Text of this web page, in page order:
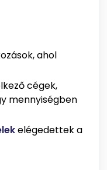
ahol
cégek,
mennyiségben
elégedettek a